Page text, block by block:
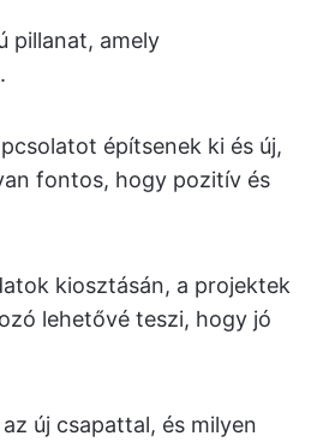
pillanat, amely
építsenek ki és új,
fontos, hogy pozitív és
kiosztásán, a projektek
lehetővé teszi, hogy jó
új csapattal, és milyen